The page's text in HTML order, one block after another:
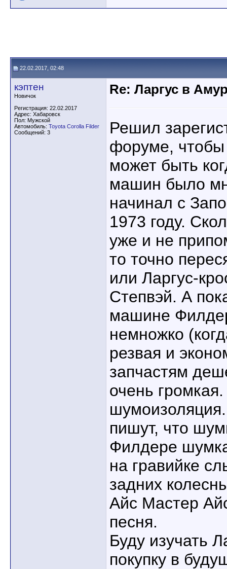
22.02.2017, 02:48
кэптен
Новичок
Регистрация: 22.02.2017
Адрес: Хабаровск
Пол: Мужской
Автомобиль: Toyota Corolla Filder
Сообщений: 3
Re: Ларгус в
Решил
форуме, чтобы
может быть
машин было
начинал с
1973 году.
уже и не
то точно
или Ларгус-
Степвэй. А
машине
немножко
резвая и
запчастям
очень
пишут, что
Филдере
на гравийке
задних
Айс Мастер
песня.
Буду изучать
покупку в